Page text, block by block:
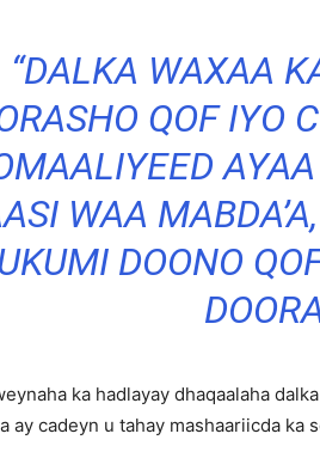
“DALKA WAXAA
QOF IYO
WAA
DOONO
ka hadlayay dhaqaalaha
ay cadeyn u tahay mashaariicda ka